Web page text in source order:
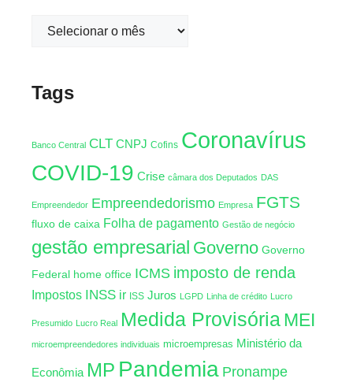
Tags
Banco Central CLT CNPJ Cofins Coronavírus
COVID-19 Crise câmara dos Deputados DAS
Empreendedor Empreendedorismo Empresa FGTS
fluxo de caixa Folha de pagamento Gestão de negócio
gestão empresarial Governo Governo
Federal home office ICMS imposto de renda
Impostos INSS ir ISS Juros LGPD Linha de crédito Lucro
Presumido Lucro Real Medida ProvisóriaMEI
microempreendedores individuais microempresas Ministério da
Econômia MP Pandemia Pronampe